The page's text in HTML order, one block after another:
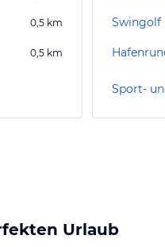
0,5 km
0,5 km
Swingolf
Sport-
Urlaub